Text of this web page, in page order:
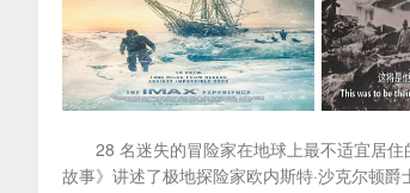
28 名迷失的冒险家在地球上最不适宜居住
故事》讲述了极地探险家欧内斯特·沙克尔顿